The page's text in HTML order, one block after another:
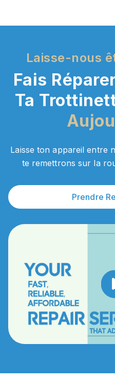
Laisse-nous
Fais
Ta
Laisse ton appareil entre
te remettrons sur la
Prendre